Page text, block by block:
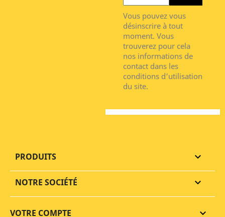
Vous pouvez vous
désinscrire à tout
moment. Vous
trouverez pour cela
nos informations de
contact dans les
conditions d'utilisation
du site.
PRODUITS 
NOTRE SOCIÉTÉ 
VOTRE COMPTE 